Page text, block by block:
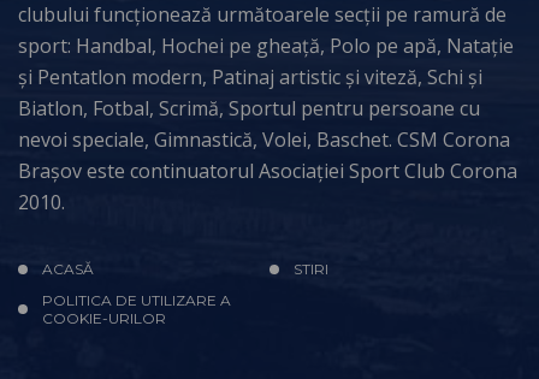
clubului funcționează următoarele secții pe ramură de
sport: Handbal, Hochei pe gheață, Polo pe apă, Natație
și Pentatlon modern, Patinaj artistic și viteză, Schi și
Biatlon, Fotbal, Scrimă, Sportul pentru persoane cu
nevoi speciale, Gimnastică, Volei, Baschet. CSM Corona
Brașov este continuatorul Asociației Sport Club Corona
2010.
ACASĂ
STIRI
POLITICA DE UTILIZARE A
COOKIE-URILOR